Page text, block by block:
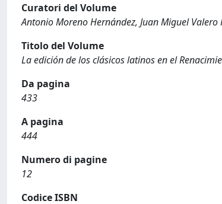
Curatori del Volume
Antonio Moreno Hernández, Juan Miguel Valero
Titolo del Volume
La edición de los clásicos latinos en el
Da pagina
433
A pagina
444
Numero di pagine
12
Codice ISBN